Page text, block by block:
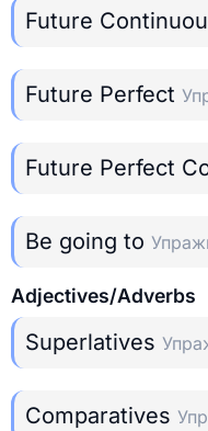
Future
Future Perfect
Future Perfect
Be going to
Adjectives/Adverbs
Superlatives
Comparatives